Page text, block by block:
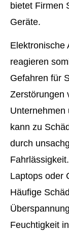
bietet Firmen
Geräte.
Elektronische
reagieren
Gefahren für
Zerstörungen
Unternehmen
kann zu
durch
Laptops oder
Häufige
Feuchtigkeit